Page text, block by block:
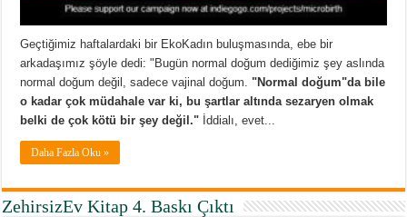
Geçtiğimiz haftalardaki bir EkoKadın buluşmasında, ebe bir
arkadaşımız şöyle dedi: "Bugün normal doğum dediğimiz şey aslında
normal doğum değil, sadece vajinal doğum."Normal doğum"da bile
o kadar çok müdahale var ki, bu şartlar altında sezaryen olmak
belki de çok kötü bir şey değil." İddialı, evet...
Daha Fazla Oku »
ZehirsizEv Kitap 4. Baskı Çıktı